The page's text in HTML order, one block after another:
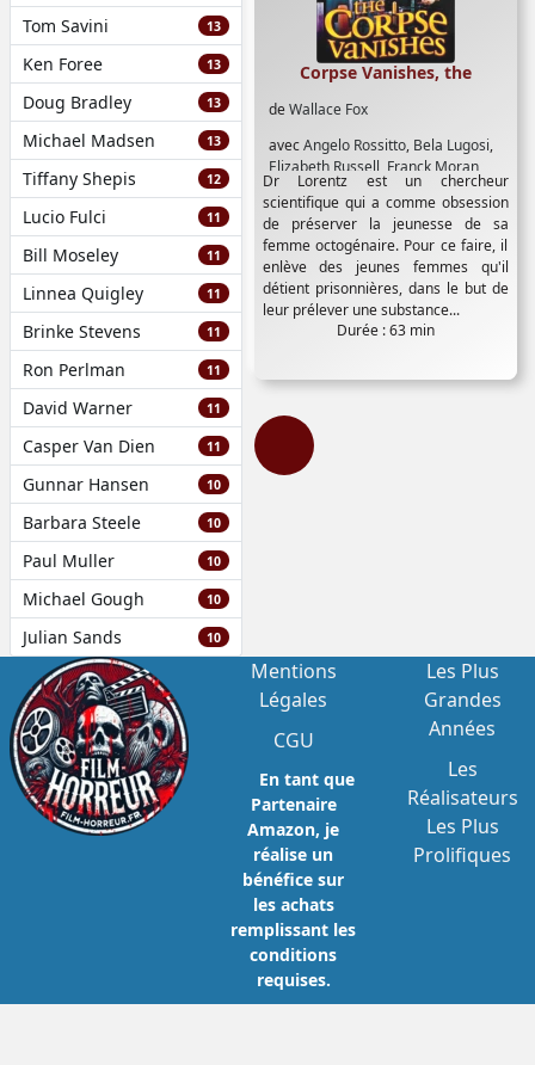
Tom Savini 13
Ken Foree 13
Doug Bradley 13
Michael Madsen 13
Tiffany Shepis 12
Lucio Fulci 11
Bill Moseley 11
Linnea Quigley 11
Brinke Stevens 11
Ron Perlman 11
David Warner 11
Casper Van Dien 11
Gunnar Hansen 10
Barbara Steele 10
Paul Muller 10
Michael Gough 10
Julian Sands 10
deWallace Fox
avecAngelo Rossitto, Bela Lugosi,
Elizabeth Russell Franck Moran,
George Eldredge, Joan Barclay,
Luana Walters, Tristan Coffin,Vince
Barnett
Corpse Vanishes, the
Dr Lorentz est un chercheur
scientifique qui a comme obsession
de préserver la jeunesse de sa
femme octogénaire. Pour ce faire, il
enlève des jeunes femmes qu'il
détient prisonnières, dans le but de
leur prélever une substance...
Durée : 63 min
Mentions
Légales
CGU
En tant que
Partenaire
Amazon, je
réalise un
bénéfice sur
les achats
remplissant les
conditions
requises.
Les Plus
Grandes
Années
Les
Réalisateurs
Les Plus
Prolifiques